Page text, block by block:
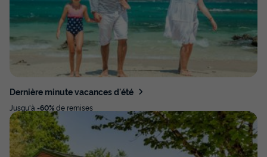
Dernière minute vacances d'été
Jusqu'à -60%de remises